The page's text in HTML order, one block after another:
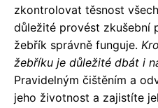
zkontrolovat těsnost
důležité provést zkušební
žebřík správně funguje.
žebříku je důležité dbát i
Pravidelným čištěním a
jeho životnost a zajistíte